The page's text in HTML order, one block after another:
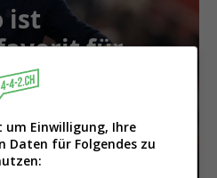
ist
für
bei
Einwilligung, Ihre
Daten für Folgendes zu